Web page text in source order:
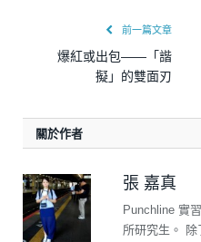
前一篇文章
爆紅或出包——「諧
擬」的雙面刃
關於作者
張 嘉真
Punchline 實
所研究生。